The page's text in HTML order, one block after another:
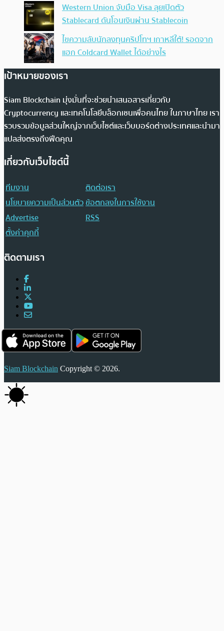
Western Union จับมือ Visa ลุยเปิดตัว
Stablecard ดันโอนเงินผ่าน Stablecoin
ไขความลับนักลงทุนคริปโทฯ เกาหลีใต้! รอดจาก
แฮก Coldcard Wallet ได้อย่างไร
เป้าหมายของเรา
Siam Blockchain มุ่งมั่นที่จะช่วยนำเสนอสารเกี่ยวกับ
Cryptocurrency และเทคโนโลยีบล็อกเชนเพื่อคนไทย ในภาษาไทย เรา
รวบรวมข้อมูลส่วนใหญ่จากเว็บไซต์และเว็บบอร์ดต่างประเทศและนำมา
แปลส่งตรงถึงฟีดคุณ
เกี่ยวกับเว็บไซต์นี้
ทีมงาน
ติดต่อเรา
นโยบายความเป็นส่วนตัวข้อตกลงในการใช้งาน
Advertise
RSS
ตั้งค่าคุกกี้
ติดตามเรา
Siam Blockchain Copyright © 2026.